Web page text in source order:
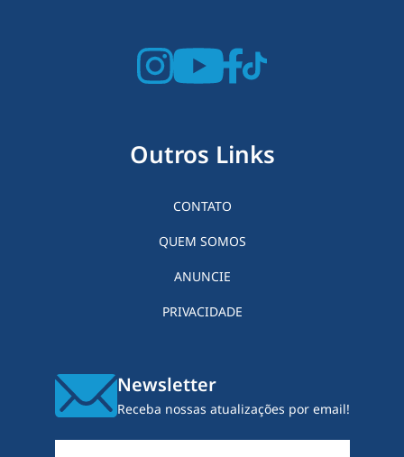
Outros Links
CONTATO
QUEM SOMOS
ANUNCIE
PRIVACIDADE
Newsletter
Receba nossas atualizações por email!